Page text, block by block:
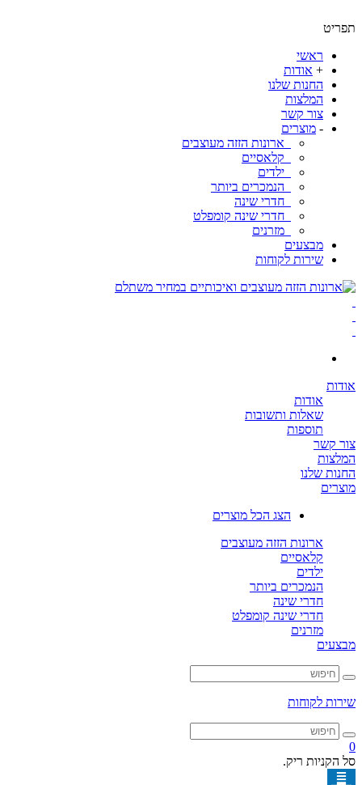
ראשי
אודות
החנות שלנו
המלצות
צור קשר
מוצרים
ארונות הזזה מעוצבים
קלאסיים
ילדים
הנמכרים ביותר
חדרי שינה
חדרי שינה קומפלט
מזרנים
מבצעים
שירות לקוחות
אודות
שאלות ותשובות
תוספות
קשר
שלנו
הצג הכל מוצרים
ארונות הזזה מעוצבים
קלאסיים
הנמכרים ביותר
חדרי שינה
חדרי שינה קומפלט
מזרנים
לקוחות
ריק.